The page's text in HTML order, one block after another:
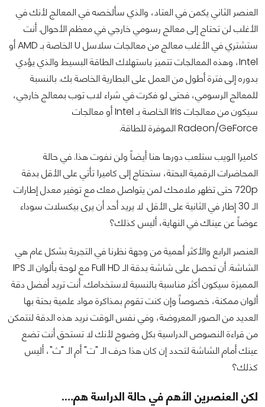
العنصر الثاني يكمن في العتاد، والذي سألخصه في المعالج لأنك في
الأغلب لن تحتاج إلى معالج رسومي خارجي في معظم الأحوال. أنت
ستشتري في الأغلب معالج من معالجات سلاسل U الخاصة بـ AMD أو
Intel، وهذه المعالجات تتميز باستهلاك الطاقة البسيط والذي يؤدي
بدوره إلى فترة أطول من العمل على البطارية الخاصة بك. بالنسبة
للمعالج الرسومي، فحتى لو فكرت في شراء لاب توب بمعالج خارجي،
سيكون من معالجات Iris الخاصة بـ Intel أو معالجات
Radeon/GeForce الموفرة للطاقة.
كاميرا الويب ستلعب دورها هنا أيضاً ولن نفوت هذا. في حالة
المحاضرات الرقمية البحتة، ستحتاج إلى كاميرا تأتي على الأقل بدقة
720p حتى تظهر ملامحك لمن يتواصل معك مع توفير معدل إطارات
الـ 30 إطار في الثانية على الأقل. لا يريد أحد أن يرى بيكسلات سوداء
عوضاً عن عيناك في النهاية، أليس كذلك؟
العنصر الرابع والأكثر أهمية من وجهة نظرنا في التجربة بشكل عام هي
الشاشة. أن تحصل على شاشة بدقة الـ Full HD مع لوحة بألوان الـ IPS
المميزة سيكون أكثر مناسبة بالنسبة لاستخدامك. أنت تريد أفضل دقة
ألوان ممكنة، خصوصاً وإن كنت تقوم بمذاكرة مواد علمية بحتة بها
العديد من الصور المعروضة، وفي نفس الوقت نريد هذه الدقة لنتمكن
من قراءة النصوص الدراسية بكل وضوح لأنك لا تستحق أنت تضع
عينك أمام الشاشة لتحدد إن كان هذا حرف الـ "ت" أم الـ "ث"، أليس
كذلك؟
لكن العنصرين الأهم في حالة الدراسة هم….